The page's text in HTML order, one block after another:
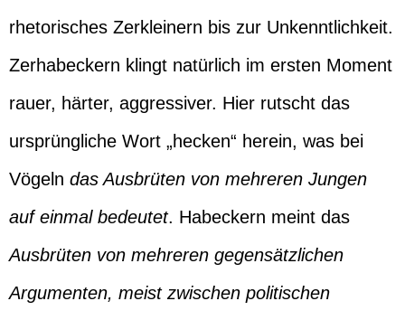
rhetorisches Zerkleinern bis zur Unkenntlichkeit.
Zerhabeckern klingt natürlich im ersten Moment
rauer, härter, aggressiver. Hier rutscht das
ursprüngliche Wort „hecken“ herein, was bei
Vögeln das Ausbrüten von mehreren Jungen
auf einmal bedeutet. Habeckern meint das
Ausbrüten von mehreren gegensätzlichen
Argumenten, meist zwischen politischen